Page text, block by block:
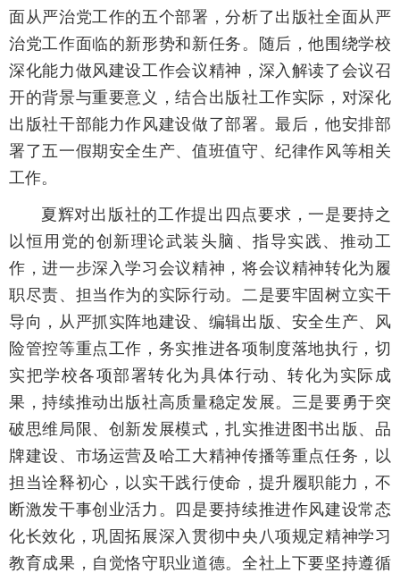
面从严治党工作的五个部署，分析了出版社全面从严
治党工作面临的新形势和新任务。随后，他围绕学校
深化能力做风建设工作会议精神，深入解读了会议召
开的背景与重要意义，结合出版社工作实际，对深化
出版社干部能力作风建设做了部署。最后，他安排部
署了五一假期安全生产、值班值守、纪律作风等相关
工作。
夏辉对出版社的工作提出四点要求，一是要持之
以恒用党的创新理论武装头脑、指导实践、推动工
作，进一步深入学习会议精神，将会议精神转化为履
职尽责、担当作为的实际行动。二是要牢固树立实干
导向，从严抓实阵地建设、编辑出版、安全生产、风
险管控等重点工作，务实推进各项制度落地执行，切
实把学校各项部署转化为具体行动、转化为实际成
果，持续推动出版社高质量稳定发展。三是要勇于突
破思维局限、创新发展模式，扎实推进图书出版、品
牌建设、市场运营及哈工大精神传播等重点任务，以
担当诠释初心，以实干践行使命，提升履职能力，不
断激发干事创业活力。四是要持续推进作风建设常态
化长效化，巩固拓展深入贯彻中央八项规定精神学习
教育成果，自觉恪守职业道德。全社上下要坚持遵循